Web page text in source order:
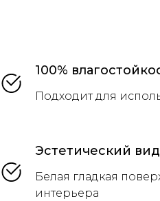
100%
Подходит для
Эстетический вид
Белая гладкая
интерьера